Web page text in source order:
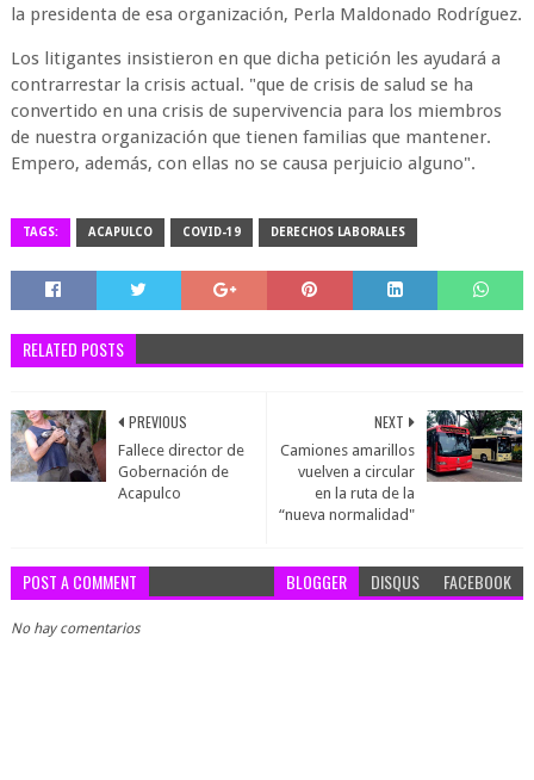
la presidenta de esa organización, Perla Maldonado Rodríguez.
Los litigantes insistieron en que dicha petición les ayudará a
contrarrestar la crisis actual. "que de crisis de salud se ha
convertido en una crisis de supervivencia para los miembros
de nuestra organización que tienen familias que mantener.
Empero, además, con ellas no se causa perjuicio alguno".
TAGS: ACAPULCO COVID-19 DERECHOS LABORALES
RELATED POSTS
NEXT
Camiones amarillos
vuelven a circular
en la ruta de la
“nueva normalidad"
PREVIOUS
Fallece director de
Gobernación de
Acapulco
POST A COMMENT BLOGGER DISQUS FACEBOOK
No hay comentarios